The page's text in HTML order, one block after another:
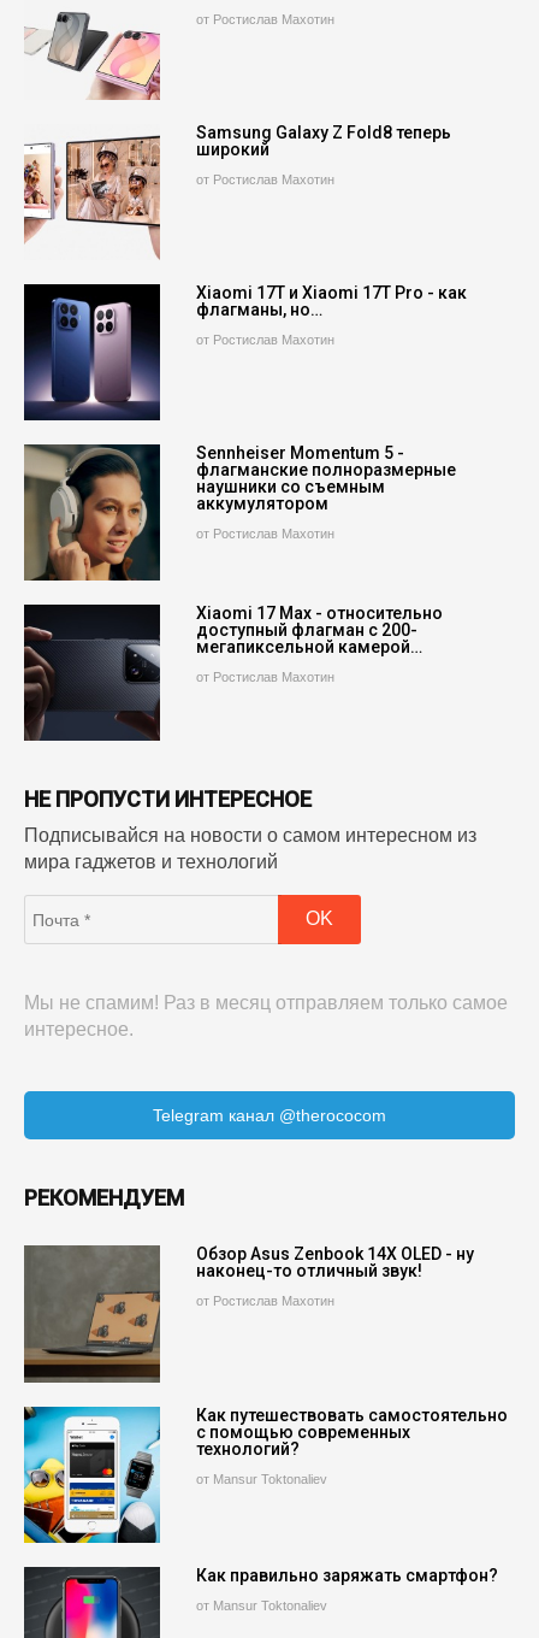
от Ростислав Махотин
Samsung Galaxy Z Fold8 теперь
широкий
от Ростислав Махотин
Xiaomi 17T и Xiaomi 17T Pro - как
флагманы, но…
от Ростислав Махотин
Sennheiser Momentum 5 -
флагманские полноразмерные
наушники со съемным
аккумулятором
от Ростислав Махотин
Xiaomi 17 Max - относительно
доступный флагман с 200-
мегапиксельной камерой…
от Ростислав Махотин
НЕ ПРОПУСТИ ИНТЕРЕСНОЕ
Подписывайся на новости о самом интересном из
мира гаджетов и технологий
Мы не спамим! Раз в месяц отправляем только самое
интересное.
Telegram канал @therococom
РЕКОМЕНДУЕМ
Обзор Asus Zenbook 14X OLED - ну
наконец-то отличный звук!
от Ростислав Махотин
Как путешествовать самостоятельно
с помощью современных
технологий?
от Mansur Toktonaliev
Как правильно заряжать смартфон?
от Mansur Toktonaliev